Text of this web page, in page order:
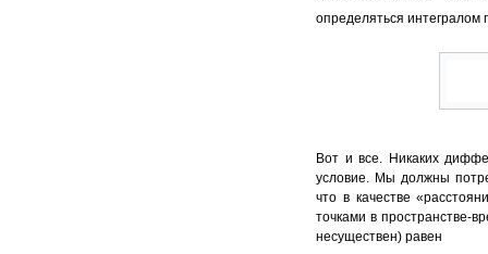
определяться интегралом
Вот и все. Никаких
условие. Мы должны
что в качестве
точками в пространстве-
несуществен) равен